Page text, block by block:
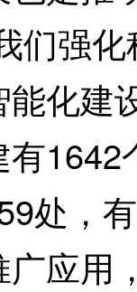
们强
化建
处，
应用